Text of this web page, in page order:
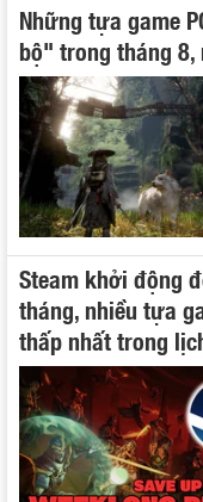
Những tựa game
bộ" trong tháng
Steam khởi động
tháng, nhiều tựa
thấp nhất trong